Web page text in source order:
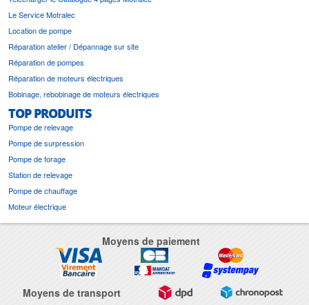
Le Service Motralec
Location de pompe
Réparation atelier / Dépannage sur site
Réparation de pompes
Réparation de moteurs électriques
Bobinage, rebobinage de moteurs électriques
TOP PRODUITS
Pompe de relevage
Pompe de surpression
Pompe de forage
Station de relevage
Pompe de chauffage
Moteur électrique
Moyens de paiement
Moyens de transport